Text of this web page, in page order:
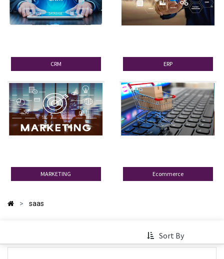
CRM ERP
MARKETING Ecommerce
saas
Sort By